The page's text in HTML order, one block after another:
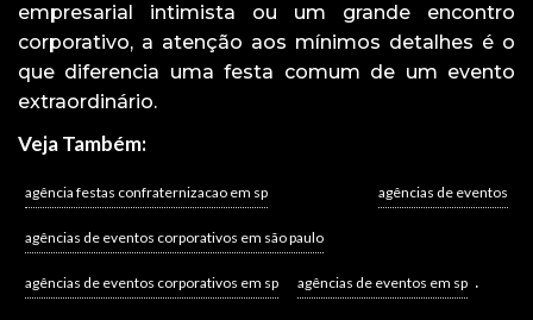
empresarial intimista ou um grande encontro
corporativo, a atenção aos mínimos detalhes é o
que diferencia uma festa comum de um evento
extraordinário.
Veja Também:
agência festas confraternizacao em sp agências de eventos
agências de eventos corporativos em são paulo
agências de eventos corporativos em sp agências de eventos em sp .